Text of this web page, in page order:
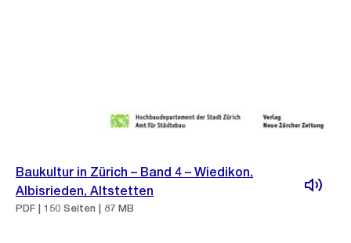
Baukultur in Zürich – Band 4 – Wiedikon,
Albisrieden, Altstetten
PDF | 150 Seiten | 87 MB